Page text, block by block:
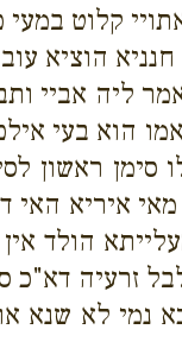
קלוט
הוציא
ליה אביי
בעי
ראשון
איריא האי
הולד
זרעיה דא"כ
לא שנא